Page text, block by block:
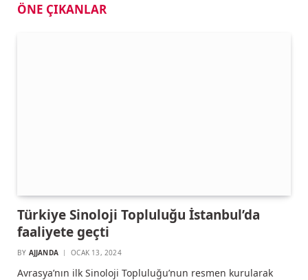
ÖNE ÇIKANLAR
Türkiye Sinoloji Topluluğu İstanbul’da
faaliyete geçti
BY AJJANDA OCAK 13, 2024
Avrasya’nın ilk Sinoloji Topluluğu’nun resmen kurularak